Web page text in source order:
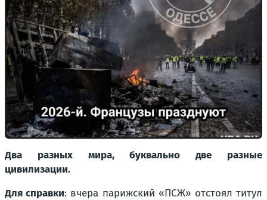
Два разных мира, буквально две разные
цивилизации.
Для справки: вчера парижский «ПСЖ» отстоял титул